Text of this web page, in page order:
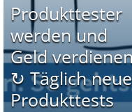
Produkttester
werden und
Geld
↻ Täglich neue
Produkttests